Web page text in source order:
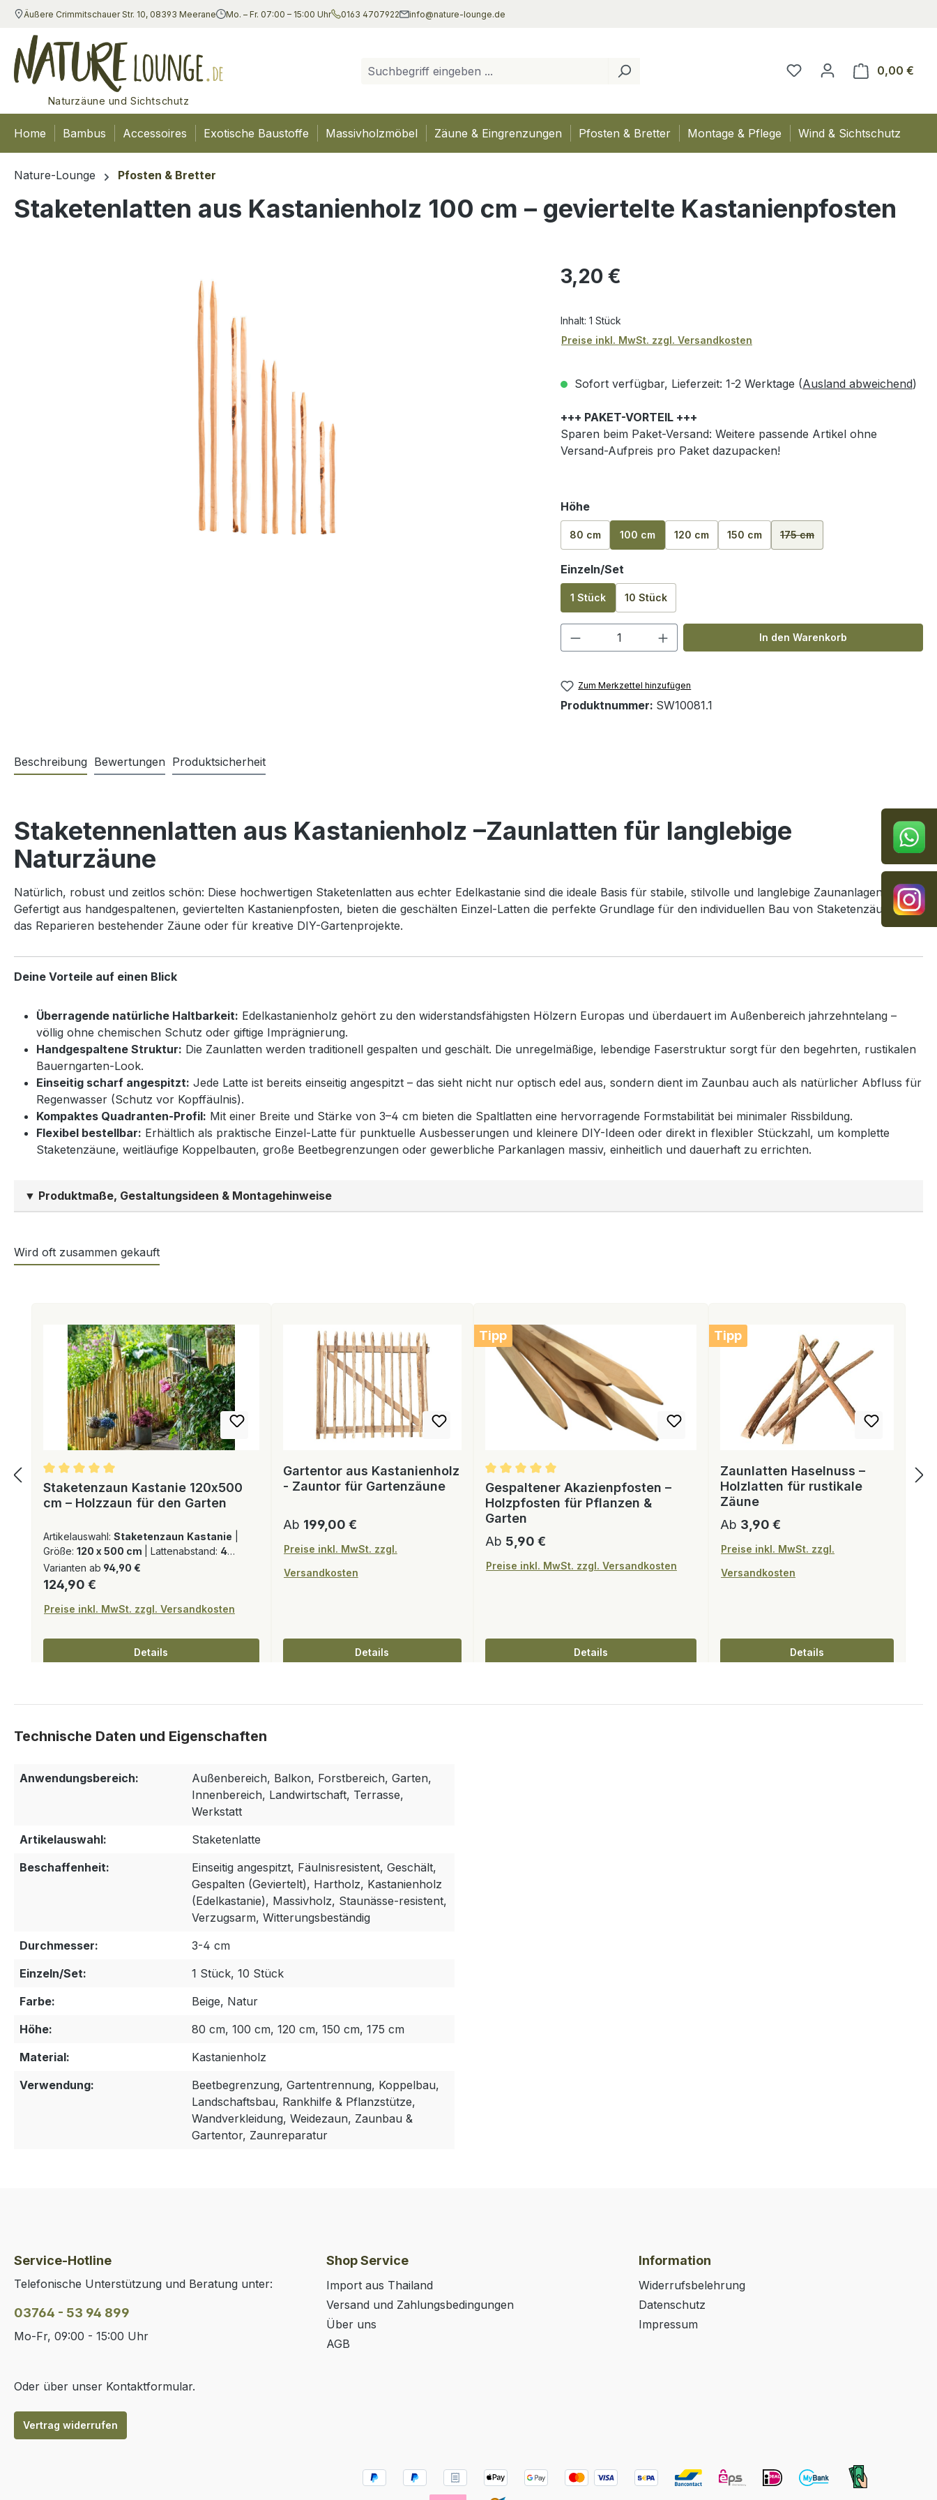
Hauptinhalt springen
Zur Suche springen
Zur Hauptnavigation springen
Äußere Crimmitschauer Str. 10, 08393 Meerane Mo. – Fr. 07:00 – 15:00 Uhr 0163 4707922 info@nature-lounge.de
Naturzäune und Sichtschutz
0,00 €
Home Bambus Accessoires Exotische Baustoffe Massivholzmöbel Zäune & Eingrenzungen Pfosten & Bretter Montage & Pflege Wind & Sichtschutz
Nature-Lounge Pfosten & Bretter
Staketenlatten aus Kastanienholz 100 cm – geviertelte Kastanienpfosten
Regulärer Preis:
3,20 €
Inhalt: 1 Stück
Preise inkl. MwSt. zzgl. Versandkosten
Sofort verfügbar, Lieferzeit: 1-2 Werktage (Ausland abweichend)
+++ PAKET-VORTEIL +++
Sparen beim Paket-Versand: Weitere passende Artikel ohne
Versand-Aufpreis pro Paket dazupacken!
Höheauswählen
80 cm 100 cm 120 cm 150 cm 175 cm
(Diese Option ist zurzeit nicht
Einzeln/Set
1 Stück 10 Stück
Produkt Anzahl: Gib den gewünschten Wert
In den Warenkorb
Zum Merkzettel hinzufügen
Produktnummer: SW10081.1
Beschreibung Bewertungen Produktsicherheit
Staketennenlatten aus Kastanienholz –Zaunlatten für langlebige
Naturzäune
Natürlich, robust und zeitlos schön: Diese hochwertigen Staketenlatten aus echter Edelkastanie sind die ideale Basis für stabile, stilvolle und langlebige Zaunanlagen.
Gefertigt aus handgespaltenen, geviertelten Kastanienpfosten, bieten die geschälten Einzel-Latten die perfekte Grundlage für den individuellen Bau von Staketenzäunen,
das Reparieren bestehender Zäune oder für kreative DIY-Gartenprojekte.
Deine Vorteile auf einen Blick
Überragende natürliche Haltbarkeit: Edelkastanienholz gehört zu den widerstandsfähigsten Hölzern Europas und überdauert im Außenbereich jahrzehntelang –
völlig ohne chemischen Schutz oder giftige Imprägnierung.
Handgespaltene Struktur: Die Zaunlatten werden traditionell gespalten und geschält. Die unregelmäßige, lebendige Faserstruktur sorgt für den begehrten, rustikalen
Bauerngarten-Look.
Einseitig scharf angespitzt: Jede Latte ist bereits einseitig angespitzt – das sieht nicht nur optisch edel aus, sondern dient im Zaunbau auch als natürlicher Abfluss für
Regenwasser (Schutz vor Kopffäulnis).
Kompaktes Quadranten-Profil: Mit einer Breite und Stärke von 3–4 cm bieten die Spaltlatten eine hervorragende Formstabilität bei minimaler Rissbildung.
Flexibel bestellbar: Erhältlich als praktische Einzel-Latte für punktuelle Ausbesserungen und kleinere DIY-Ideen oder direkt in flexibler Stückzahl, um komplette
Staketenzäune, weitläufige Koppelbauten, große Beetbegrenzungen oder gewerbliche Parkanlagen massiv, einheitlich und dauerhaft zu errichten.
▼ Produktmaße, Gestaltungsideen & Montagehinweise
Wird oft zusammen gekauft
Staketenzaun Kastanie 120x500
cm – Holzzaun für den Garten
Artikelauswahl: Staketenzaun Kastanie
Größe: 120 x 500 cm Lattenabstand: 4-5
cm
Varianten ab 94,90 €
Regulärer Preis:
124,90 €
Preise inkl. MwSt. zzgl. Versandkosten
Details
Gartentor aus Kastanienholz
- Zauntor für Gartenzäune
Regulärer Preis:
Ab 199,00 €
Preise inkl. MwSt. zzgl.
Versandkosten
Details
Tipp
Gespaltener Akazienpfosten –
Holzpfosten für Pflanzen &
Garten
Regulärer Preis:
Ab 5,90 €
Preise inkl. MwSt. zzgl. Versandkosten
Details
Tipp
Zaunlatten Haselnuss –
Holzlatten für rustikale
Zäune
Regulärer Preis:
Ab 3,90 €
Preise inkl. MwSt. zzgl.
Versandkosten
Details
Anwendungsbereich:
Außenbereich, Balkon, Forstbereich, Garten,
Innenbereich, Landwirtschaft, Terrasse,
Werkstatt
Artikelauswahl:
Staketenlatte
Beschaffenheit:
Einseitig angespitzt, Fäulnisresistent, Geschält,
Gespalten (Geviertelt), Hartholz, Kastanienholz
(Edelkastanie), Massivholz, Staunässe-resistent,
Verzugsarm, Witterungsbeständig
Durchmesser:
3-4 cm
Einzeln/Set:
1 Stück, 10 Stück
Farbe:
Beige, Natur
Höhe:
80 cm, 100 cm, 120 cm, 150 cm, 175 cm
Material:
Kastanienholz
Verwendung:
Beetbegrenzung, Gartentrennung, Koppelbau,
Landschaftsbau, Rankhilfe & Pflanzstütze,
Wandverkleidung, Weidezaun, Zaunbau &
Gartentor, Zaunreparatur
Service-Hotline
Telefonische Unterstützung und Beratung unter:
03764 - 53 94 899
Mo-Fr, 09:00 - 15:00 Uhr
Oder über unser Kontaktformular.
Vertrag widerrufen
Shop Service
Import aus Thailand
Versand und Zahlungsbedingungen
Über uns
AGB
Information
Widerrufsbelehrung
Datenschutz
Impressum